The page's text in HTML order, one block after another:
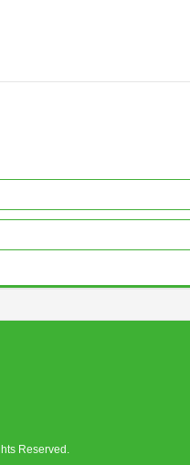
Reserved.